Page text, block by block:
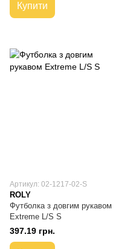
Купити
Артикул: 02-1217-02-S
ROLY
Футболка з довгим рукавом
Extreme L/S S
397.19 грн.